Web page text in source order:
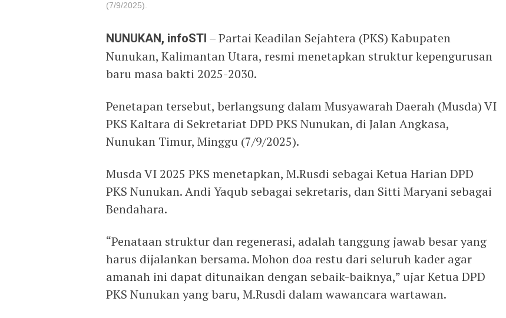
(7/9/2025).
NUNUKAN, infoSTI – Partai Keadilan Sejahtera (PKS) Kabupaten
Nunukan, Kalimantan Utara, resmi menetapkan struktur kepengurusan
baru masa bakti 2025-2030.
Penetapan tersebut, berlangsung dalam Musyawarah Daerah (Musda) VI
PKS Kaltara di Sekretariat DPD PKS Nunukan, di Jalan Angkasa,
Nunukan Timur, Minggu (7/9/2025).
Musda VI 2025 PKS menetapkan, M.Rusdi sebagai Ketua Harian DPD
PKS Nunukan. Andi Yaqub sebagai sekretaris, dan Sitti Maryani sebagai
Bendahara.
“Penataan struktur dan regenerasi, adalah tanggung jawab besar yang
harus dijalankan bersama. Mohon doa restu dari seluruh kader agar
amanah ini dapat ditunaikan dengan sebaik-baiknya,” ujar Ketua DPD
PKS Nunukan yang baru, M.Rusdi dalam wawancara wartawan.